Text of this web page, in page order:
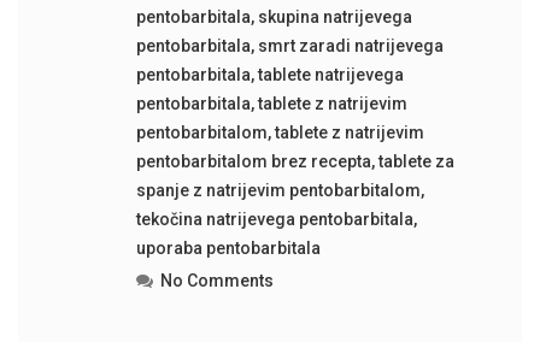
pentobarbitala, skupina natrijevega
pentobarbitala, smrt zaradi natrijevega
pentobarbitala,tablete natrijevega
pentobarbitala,tablete z natrijevim
pentobarbitalom,tablete z natrijevim
pentobarbitalom brez recepta,tablete za
spanje z natrijevim pentobarbitalom,
tekočina natrijevega pentobarbitala,
uporaba pentobarbitala
No Comments